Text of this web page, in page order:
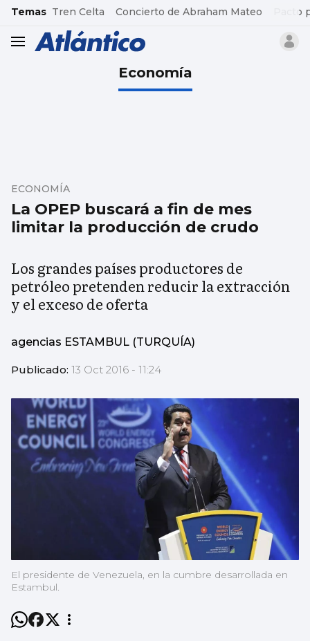
common.go-to-content
Temas Tren Celta Concierto de Abraham Mateo Pacto
header.menu.open
Economía
La OPEP buscará a fin de mes
limitar la producción de crudo
ECONOMÍA
Los grandes países productores de
petróleo pretenden reducir la extracción
y el exceso de oferta
agencias ESTAMBUL (TURQUÍA)
Publicado: 13 Oct 2016 - 11:24
El presidente de Venezuela, en la cumbre desarrollada en
Estambul.